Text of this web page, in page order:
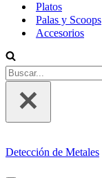
Platos
Palas y Scoops
Accesorios
Buscar...
Detección de Metales